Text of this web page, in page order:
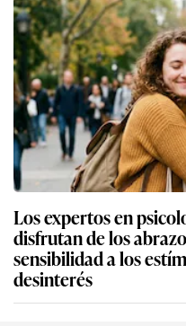
Los expertos en
disfrutan de los
sensibilidad a los
desinterés